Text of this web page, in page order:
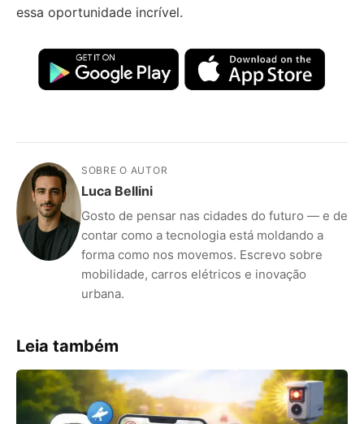
essa oportunidade incrível.
SOBRE O AUTOR
Luca Bellini
Gosto de pensar nas cidades do futuro — e de
contar como a tecnologia está moldando a
forma como nos movemos. Escrevo sobre
mobilidade, carros elétricos e inovação
urbana.
Leia também